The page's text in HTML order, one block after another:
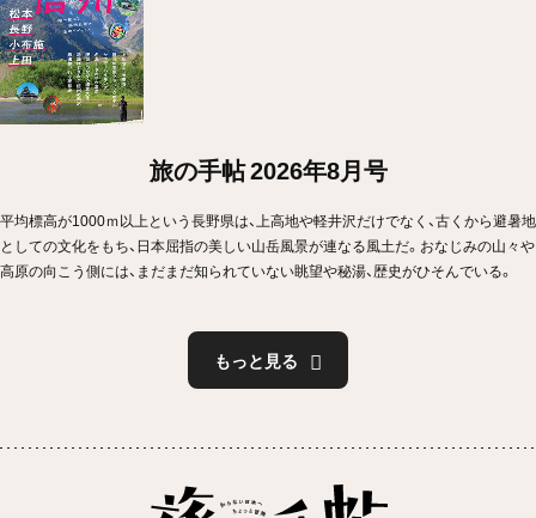
旅の手帖 2026年8月号
平均標高が1000ｍ以上という長野県は、上高地や軽井沢だけでなく、古くから避暑地
としての文化をもち、日本屈指の美しい山岳風景が連なる風土だ。おなじみの山々や
高原の向こう側には、まだまだ知られていない眺望や秘湯、歴史がひそんでいる。
もっと見る